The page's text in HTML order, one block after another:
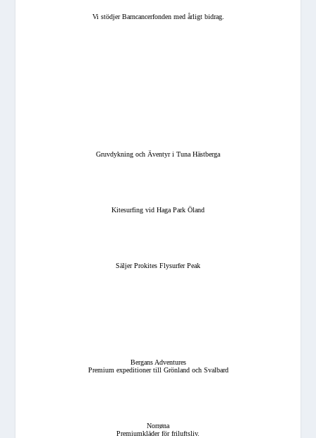
Vi stödjer Barncancerfonden med årligt bidrag.
Gruvdykning och Äventyr i Tuna Hästberga
Kitesurfing vid Haga Park Öland
Säljer Prokites Flysurfer Peak
Bergans Adventures
Premium expeditioner till Grönland och Svalbard
Norrøna
Premiumkläder för friluftsliv.